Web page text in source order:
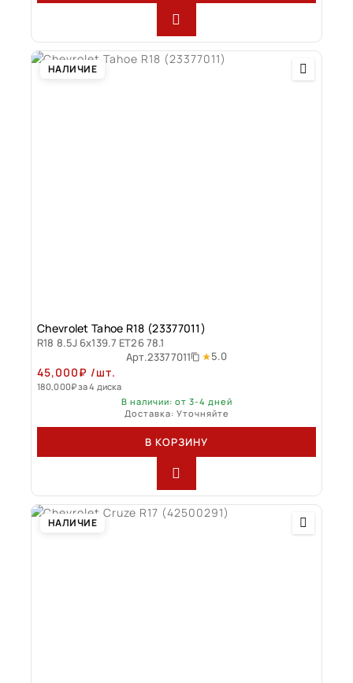
НАЛИЧИЕ
Chevrolet Tahoe R18 (23377011)
R18 8.5J 6x139.7 ET26 78.1
Арт.23377011 5.0
45,000₽ /шт.
180,000₽за 4 диска
В наличии: от 3-4 дней
Доставка: Уточняйте
В КОРЗИНУ
НАЛИЧИЕ